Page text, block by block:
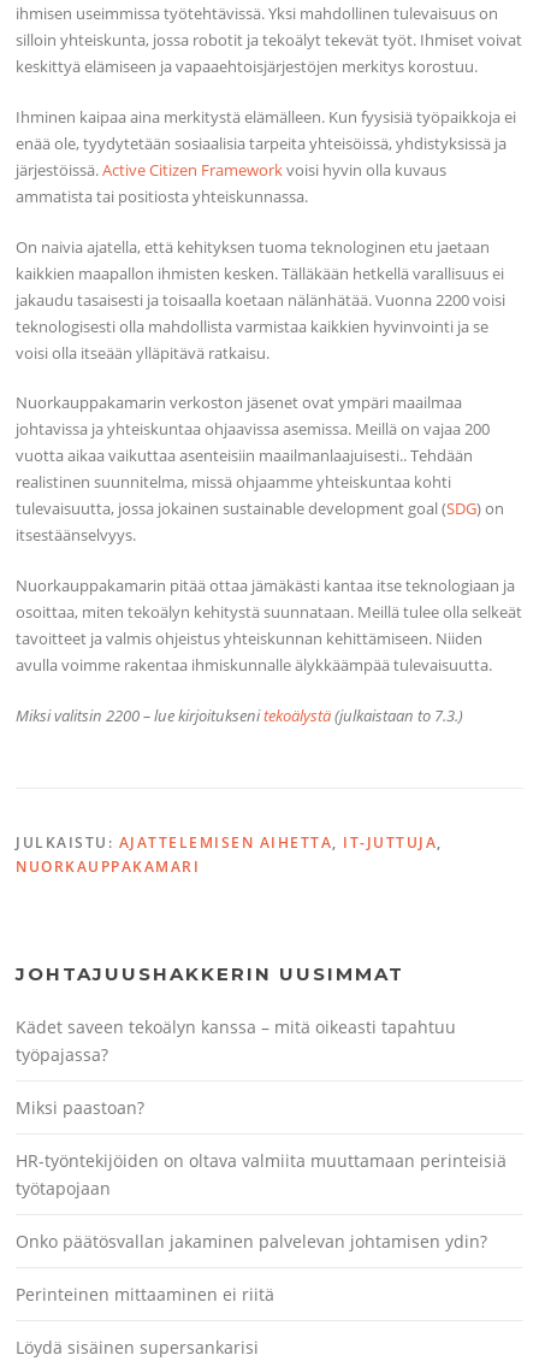
ihmisen useimmissa työtehtävissä. Yksi mahdollinen tulevaisuus on
silloin yhteiskunta, jossa robotit ja tekoälyt tekevät työt. Ihmiset voivat
keskittyä elämiseen ja vapaaehtoisjärjestöjen merkitys korostuu.
Ihminen kaipaa aina merkitystä elämälleen. Kun fyysisiä työpaikkoja ei
enää ole, tyydytetään sosiaalisia tarpeita yhteisöissä, yhdistyksissä ja
järjestöissä.Active Citizen Frameworkvoisi hyvin olla kuvaus
ammatista tai positiosta yhteiskunnassa.
On naivia ajatella, että kehityksen tuoma teknologinen etu jaetaan
kaikkien maapallon ihmisten kesken. Tälläkään hetkellä varallisuus ei
jakaudu tasaisesti ja toisaalla koetaan nälänhätää. Vuonna 2200 voisi
teknologisesti olla mahdollista varmistaa kaikkien hyvinvointi ja se
voisi olla itseään ylläpitävä ratkaisu.
Nuorkauppakamarin verkoston jäsenet ovat ympäri maailmaa
johtavissa ja yhteiskuntaa ohjaavissa asemissa. Meillä on vajaa 200
vuotta aikaa vaikuttaa asenteisiin maailmanlaajuisesti.. Tehdään
realistinen suunnitelma, missä ohjaamme yhteiskuntaa kohti
tulevaisuutta, jossa jokainen sustainable development goal (SDG) on
itsestäänselvyys.
Nuorkauppakamarin pitää ottaa jämäkästi kantaa itse teknologiaan ja
osoittaa, miten tekoälyn kehitystä suunnataan. Meillä tulee olla selkeät
tavoitteet ja valmis ohjeistus yhteiskunnan kehittämiseen. Niiden
avulla voimme rakentaa ihmiskunnalle älykkäämpää tulevaisuutta.
Miksi valitsin 2200 – lue kirjoituksenitekoälystä(julkaistaan to 7.3.)
JULKAISTU: AJATTELEMISEN AIHETTA, IT-JUTTUJA,
NUORKAUPPAKAMARI
JOHTAJUUSHAKKERIN UUSIMMAT
Kädet saveen tekoälyn kanssa – mitä oikeasti tapahtuu
työpajassa?
Miksi paastoan?
HR-työntekijöiden on oltava valmiita muuttamaan perinteisiä
työtapojaan
Onko päätösvallan jakaminen palvelevan johtamisen ydin?
Perinteinen mittaaminen ei riitä
Löydä sisäinen supersankarisi